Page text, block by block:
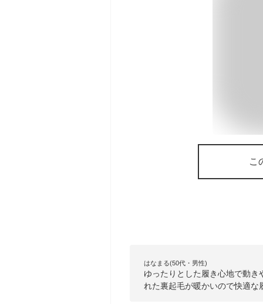
こ
はなまる(50代・男性)
ゆったりとした履き心地で動
れた裏起毛が暖かいので快適な